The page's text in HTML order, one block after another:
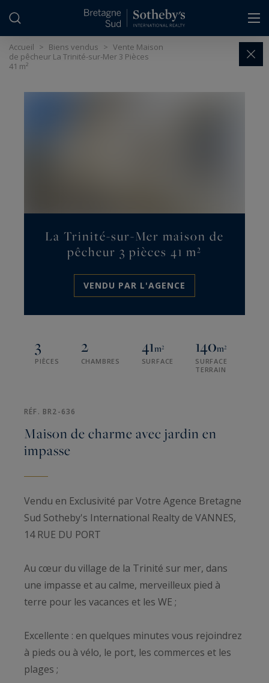
Accueil > Biens vendus > Vente Maison
de pêcheur La Trinité-sur-Mer 3 Pièces
41 m²
La Trinité-sur-Mer maison de
pêcheur 3 pièces 41 m²
VENDU PAR L'AGENCE
3
PIÈCES
2
CHAMBRES
41m²
SURFACE
140m²
SURFACE
TERRAIN
RÉF. BR2-636
Maison de charme avec jardin en
impasse
Vendu en Exclusivité par Votre Agence Bretagne
Sud Sotheby's International Realty de VANNES,
14 RUE DU PORT
Au cœur du village de la Trinité sur mer, dans
une impasse et au calme, merveilleux pied à
terre pour les vacances et les WE ;
Excellente : en quelques minutes vous rejoindrez
à pieds ou à vélo, le port, les commerces et les
plages ;